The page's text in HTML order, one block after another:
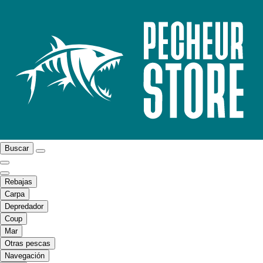
Buscar
Rebajas
Carpa
Depredador
Coup
Mar
Otras pescas
Navegación